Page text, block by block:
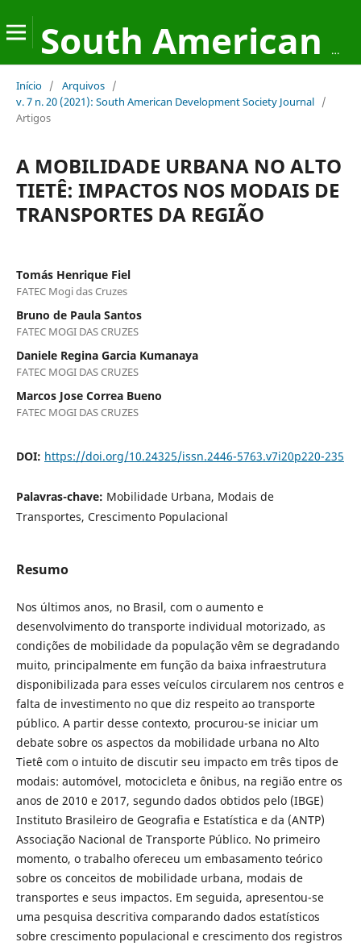
South American Development Society Journal
Início / Arquivos /
v. 7 n. 20 (2021): South American Development Society Journal /
Artigos
A MOBILIDADE URBANA NO ALTO
TIETÊ: IMPACTOS NOS MODAIS DE
TRANSPORTES DA REGIÃO
Tomás Henrique Fiel
FATEC Mogi das Cruzes
Bruno de Paula Santos
FATEC MOGI DAS CRUZES
Daniele Regina Garcia Kumanaya
FATEC MOGI DAS CRUZES
Marcos Jose Correa Bueno
FATEC MOGI DAS CRUZES
DOI: https://doi.org/10.24325/issn.2446-5763.v7i20p220-235
Palavras-chave: Mobilidade Urbana, Modais de
Transportes, Crescimento Populacional
Resumo
Nos últimos anos, no Brasil, com o aumento e
desenvolvimento do transporte individual motorizado, as
condições de mobilidade da população vêm se degradando
muito, principalmente em função da baixa infraestrutura
disponibilizada para esses veículos circularem nos centros e
falta de investimento no que diz respeito ao transporte
público. A partir desse contexto, procurou-se iniciar um
debate sobre os aspectos da mobilidade urbana no Alto
Tietê com o intuito de discutir seu impacto em três tipos de
modais: automóvel, motocicleta e ônibus, na região entre os
anos de 2010 e 2017, segundo dados obtidos pelo (IBGE)
Instituto Brasileiro de Geografia e Estatística e da (ANTP)
Associação Nacional de Transporte Público. No primeiro
momento, o trabalho ofereceu um embasamento teórico
sobre os conceitos de mobilidade urbana, modais de
transportes e seus impactos. Em seguida, apresentou-se
uma pesquisa descritiva comparando dados estatísticos
sobre crescimento populacional e crescimento dos registros